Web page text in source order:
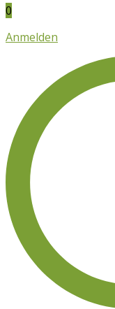
0
Anmelden